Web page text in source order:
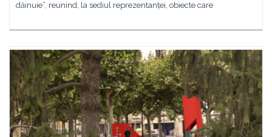
dăinuie“, reunind, la sediul reprezentanței, obiecte care